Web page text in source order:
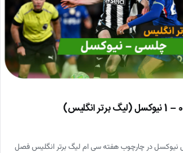
نیوکسل در چارچوب هفته سی ام لیگ برتر انگلیس فصل